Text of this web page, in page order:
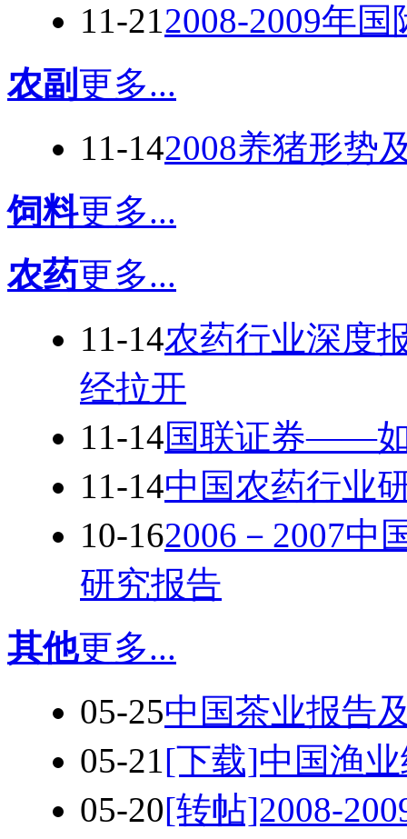
11-212008-2009年
农副 更多...
11-142008养猪形势
饲料更多...
农药更多...
11-14农药行业深度
经拉开
11-14国联证券——如
11-14中国农药行业
10-162006－2007中
研究报告
其他更多...
05-25中国茶业报告
05-21[下载]中国渔
05-20[转帖]2008-